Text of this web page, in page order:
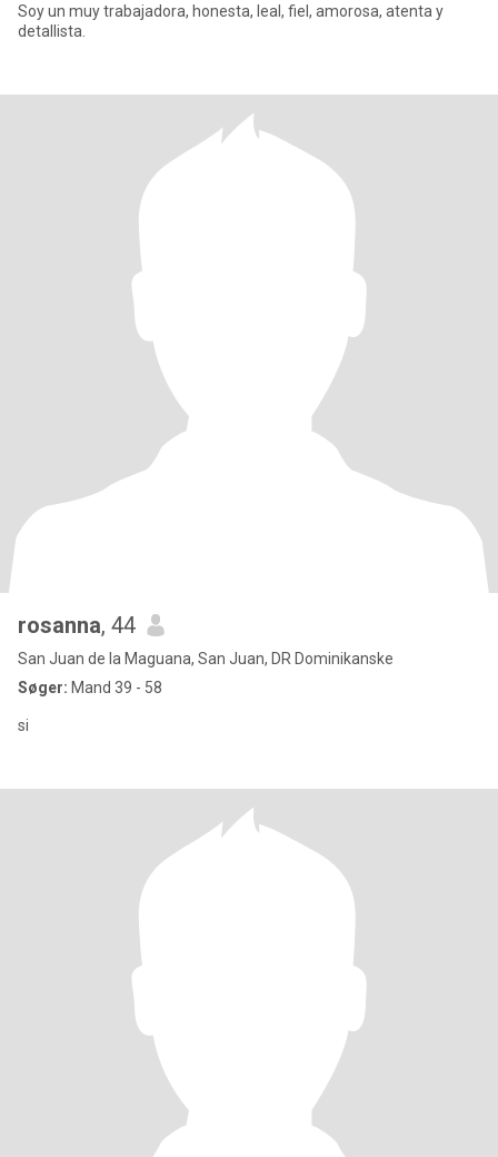
Soy un muy trabajadora, honesta, leal, fiel, amorosa, atenta y
detallista.
rosanna, 44
San Juan de la Maguana, San Juan, DR Dominikanske
Søger: Mand 39 - 58
si